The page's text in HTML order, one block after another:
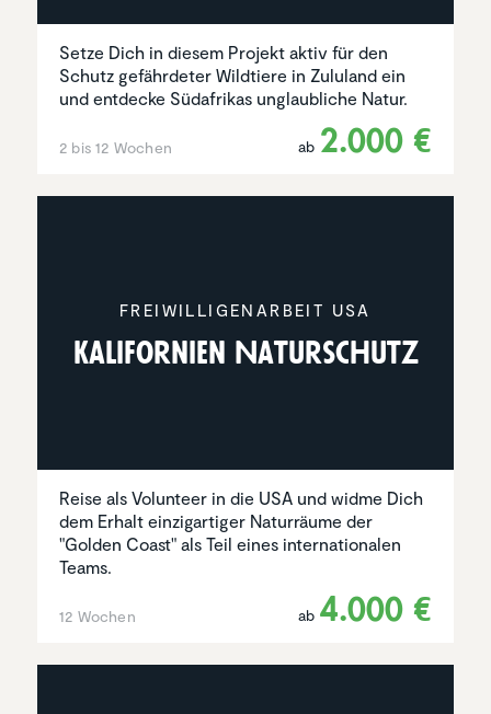
Setze Dich in diesem Projekt aktiv für den
Schutz gefährdeter Wildtiere in Zululand ein
und entdecke Südafrikas unglaubliche Natur.
2 bis 12 Wochen ab 2.000 €
FREIWIL­LI­GEN­AR­BEIT USA
Kalifor­nien Natur­schutz
Reise als Volunteer in die USA und widme Dich
dem Erhalt einzigartiger Naturräume der
"Golden Coast" als Teil eines internationalen
Teams.
12 Wochen ab 4.000 €